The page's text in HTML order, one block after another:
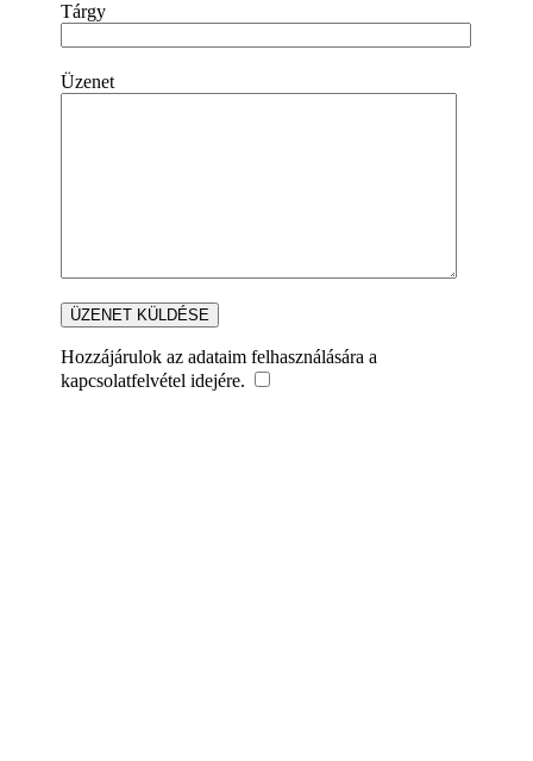
Tárgy
Üzenet
Hozzájárulok az adataim felhasználására a
kapcsolatfelvétel idejére.